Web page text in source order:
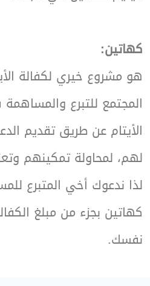
كهاتين:
هو مشروع خيري لكفالة
المجتمع للتبرع
الأيتام عن طريق تقديم
هم، لمحاولة تمكينهم
ذا ندعوك أخي المتبرع
كهاتين بجزء من مبلغ
نفسك.